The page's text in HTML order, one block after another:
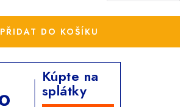
PŘIDAT DO KOŠÍKU
Kúpte na
splátky